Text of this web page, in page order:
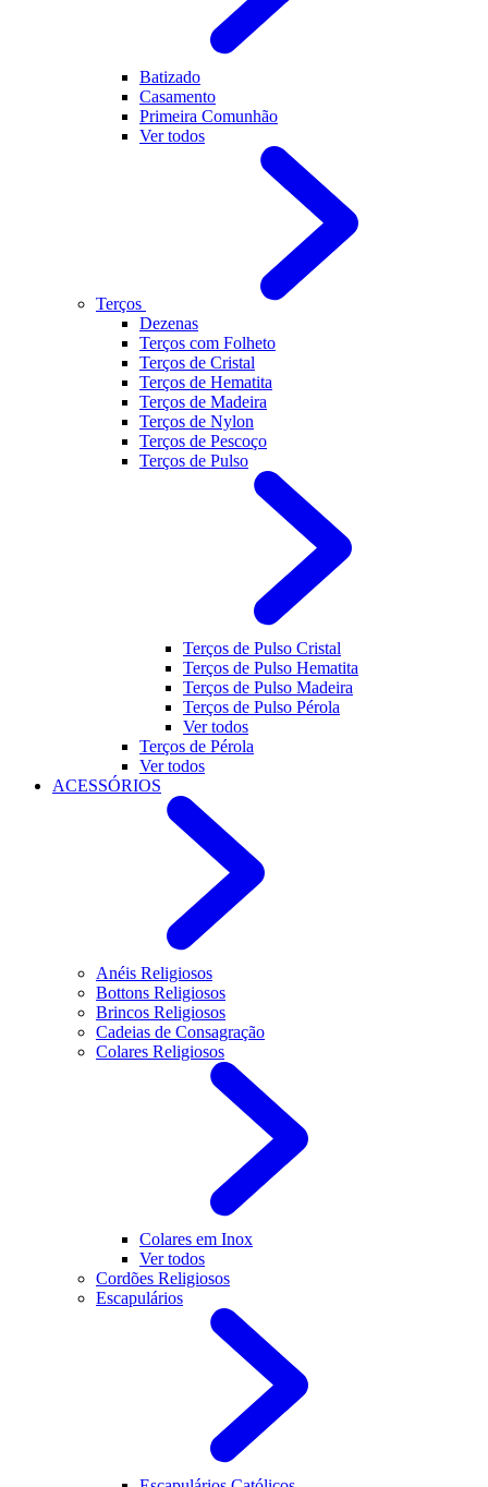
Batizado
Casamento
Primeira Comunhão
Ver todos
Terços
Dezenas
Terços com Folheto
Terços de Cristal
Terços de Hematita
Terços de Madeira
Terços de Nylon
Terços de Pescoço
Terços de Pulso
Terços de Pulso Cristal
Terços de Pulso Hematita
Terços de Pulso Madeira
Terços de Pulso Pérola
Ver todos
Terços de Pérola
Ver todos
ACESSÓRIOS
Anéis Religiosos
Bottons Religiosos
Brincos Religiosos
Cadeias de Consagração
Colares Religiosos
Colares em Inox
Ver todos
Cordões Religiosos
Escapulários